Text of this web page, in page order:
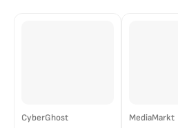
CyberGhost MediaMarkt